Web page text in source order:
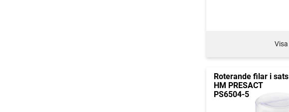
Visa
Roterande filar i sats
HM PRESACT
PS6504-5